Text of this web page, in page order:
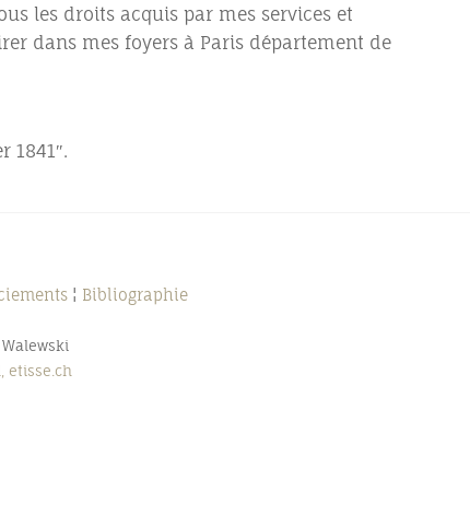
les droits acquis par mes services et
dans mes foyers à Paris département de
1841″.
¦ Bibliographie
etisse.ch